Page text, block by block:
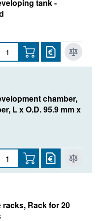
tank -
chamber,
L x O.D. 95.9 mm x
Rack for 20